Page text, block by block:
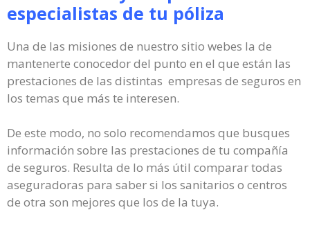
especialistas de tu póliza
Una de las misiones de nuestro sitio webes la de
mantenerte conocedor del punto en el que están las
prestaciones de las distintas empresas de seguros en
los temas que más te interesen.
De este modo, no solo recomendamos que busques
información sobre las prestaciones de tu compañía
de seguros. Resulta de lo más útil comparar todas
aseguradoras para saber si los sanitarios o centros
de otra son mejores que los de la tuya.